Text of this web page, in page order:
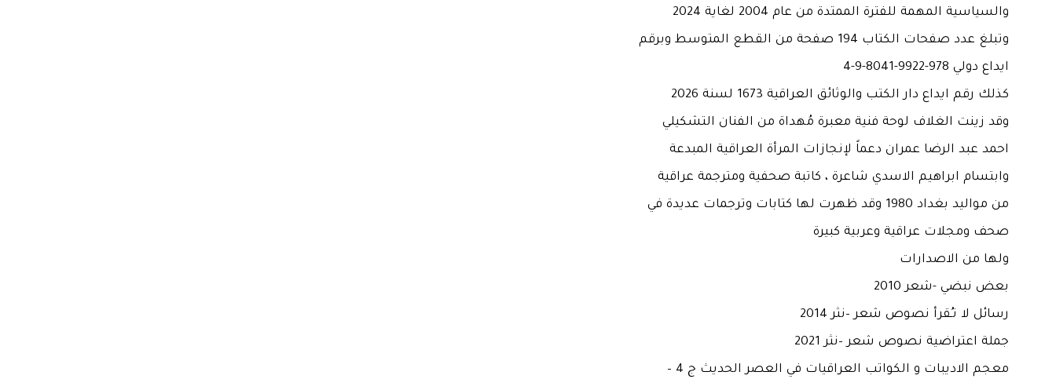
والسياسية المهمة للفترة الممتدة من عام 2004 لغاية 2024
وتبلغ عدد صفحات الكتاب 194 صفحة من القطع المتوسط وبرقم
ايداع دولي 978-9922-8041-9-4
كذلك رقم ايداع دار الكتب والوثائق العراقية 1673 لسنة 2026
وقد زينت الغلاف لوحة فنية معبرة مُهداة من الفنان التشكيلي
احمد عبد الرضا عمران دعماً لإنجازات المرأة العراقية المبدعة
وابتسام ابراهيم الاسدي شاعرة ، كاتبة صحفية ومترجمة عراقية
من مواليد بغداد 1980 وقد ظهرت لها كتابات وترجمات عديدة في
صحف ومجلات عراقية وعربية كبيرة
ولها من الاصدارات
بعض نبضي -شعر 2010
رسائل لا تـُقرأ نصوص شعر –نثر 2014
جملة اعتراضية نصوص شعر –نثر 2021
معجم الاديبات و الكواتب العراقيات في العصر الحديث ج 4 –